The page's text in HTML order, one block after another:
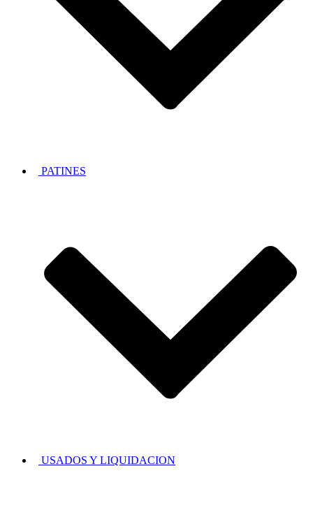
PATINES
USADOS Y LIQUIDACION